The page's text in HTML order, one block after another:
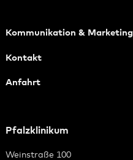
Kommunikation & Marketing
Kontakt
Anfahrt
Pfalzklinikum
Weinstraße 100